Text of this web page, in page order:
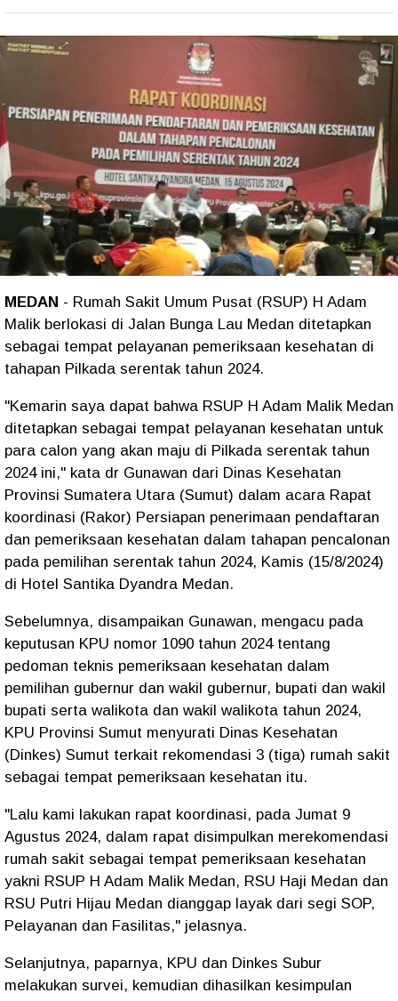
MEDAN - Rumah Sakit Umum Pusat (RSUP) H Adam
Malik berlokasi di Jalan Bunga Lau Medan ditetapkan
sebagai tempat pelayanan pemeriksaan kesehatan di
tahapan Pilkada serentak tahun 2024.
"Kemarin saya dapat bahwa RSUP H Adam Malik Medan
ditetapkan sebagai tempat pelayanan kesehatan untuk
para calon yang akan maju di Pilkada serentak tahun
2024 ini," kata dr Gunawan dari Dinas Kesehatan
Provinsi Sumatera Utara (Sumut) dalam acara Rapat
koordinasi (Rakor) Persiapan penerimaan pendaftaran
dan pemeriksaan kesehatan dalam tahapan pencalonan
pada pemilihan serentak tahun 2024, Kamis (15/8/2024)
di Hotel Santika Dyandra Medan.
Sebelumnya, disampaikan Gunawan, mengacu pada
keputusan KPU nomor 1090 tahun 2024 tentang
pedoman teknis pemeriksaan kesehatan dalam
pemilihan gubernur dan wakil gubernur, bupati dan wakil
bupati serta walikota dan wakil walikota tahun 2024,
KPU Provinsi Sumut menyurati Dinas Kesehatan
(Dinkes) Sumut terkait rekomendasi 3 (tiga) rumah sakit
sebagai tempat pemeriksaan kesehatan itu.
"Lalu kami lakukan rapat koordinasi, pada Jumat 9
Agustus 2024, dalam rapat disimpulkan merekomendasi
rumah sakit sebagai tempat pemeriksaan kesehatan
yakni RSUP H Adam Malik Medan, RSU Haji Medan dan
RSU Putri Hijau Medan dianggap layak dari segi SOP,
Pelayanan dan Fasilitas," jelasnya.
Selanjutnya, paparnya, KPU dan Dinkes Subur
melakukan survei, kemudian dihasilkan kesimpulan